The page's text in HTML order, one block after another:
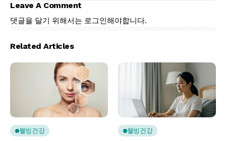
Leave A Comment
댓글을 달기 위해서는 로그인해야합니다.
Related Articles
웰빙건강 웰빙건강